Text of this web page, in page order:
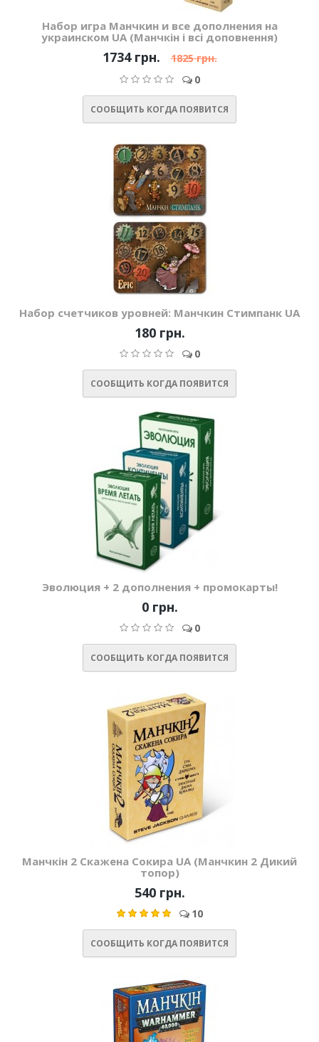
Набор игра Манчкин и все дополнения на
украинском UA (Манчкін і всі доповнення)
1734 грн.
1825 грн.
0
СООБЩИТЬ КОГДА ПОЯВИТСЯ
Набор счетчиков уровней: Манчкин Стимпанк UA
180 грн.
0
СООБЩИТЬ КОГДА ПОЯВИТСЯ
Эволюция + 2 дополнения + промокарты!
0 грн.
0
СООБЩИТЬ КОГДА ПОЯВИТСЯ
Манчкін 2 Скажена Сокира UA (Манчкин 2 Дикий
топор)
540 грн.
10
СООБЩИТЬ КОГДА ПОЯВИТСЯ